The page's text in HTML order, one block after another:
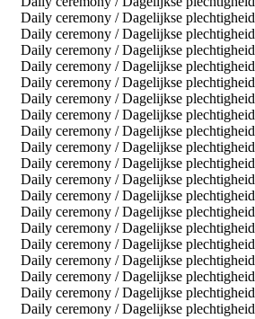
Daily ceremony / Dagelijkse plechtigheid
Daily ceremony / Dagelijkse plechtigheid
Daily ceremony / Dagelijkse plechtigheid
Daily ceremony / Dagelijkse plechtigheid
Daily ceremony / Dagelijkse plechtigheid
Daily ceremony / Dagelijkse plechtigheid
Daily ceremony / Dagelijkse plechtigheid
Daily ceremony / Dagelijkse plechtigheid
Daily ceremony / Dagelijkse plechtigheid
Daily ceremony / Dagelijkse plechtigheid
Daily ceremony / Dagelijkse plechtigheid
Daily ceremony / Dagelijkse plechtigheid
Daily ceremony / Dagelijkse plechtigheid
Daily ceremony / Dagelijkse plechtigheid
Daily ceremony / Dagelijkse plechtigheid
Daily ceremony / Dagelijkse plechtigheid
Daily ceremony / Dagelijkse plechtigheid
Daily ceremony / Dagelijkse plechtigheid
Daily ceremony / Dagelijkse plechtigheid